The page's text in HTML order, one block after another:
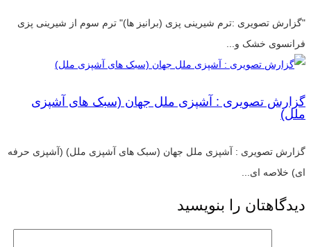
"گزارش تصویری :ترم شیرینی پزی (برانیز ها)" ترم سوم از شیرینی پزی
فرانسوی خشک و...
گزارش تصویری : آشپزی ملل جهان (سبک های آشپزی
ملل)
گزارش تصویری : آشپزی ملل جهان (سبک های آشپزی ملل) (آشپزی حرفه
ای) خلاصه ای...
دیدگاهتان را بنویسید